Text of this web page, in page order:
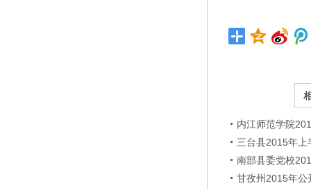
内江师范学院
三台县2015年上
南部县委党校
甘孜州2015年公